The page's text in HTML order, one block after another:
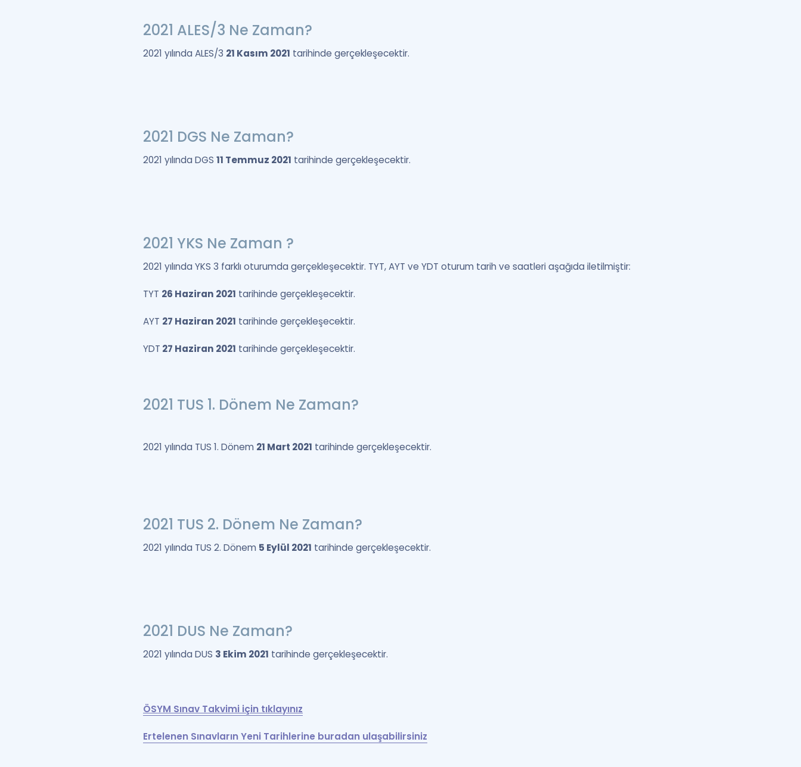
2021 ALES/3 Ne Zaman?
2021 yılında ALES/3 21 Kasım 2021 tarihinde gerçekleşecektir.
2021 DGS Ne Zaman?
2021 yılında DGS11 Temmuz 2021 tarihinde gerçekleşecektir.
2021 YKS Ne Zaman ?
2021 yılında YKS 3 farklı oturumda gerçekleşecektir. TYT, AYT ve YDT oturum tarih ve saatleri aşağıda iletilmiştir:
TYT 26 Haziran 2021 tarihinde gerçekleşecektir.
AYT 27 Haziran 2021 tarihinde gerçekleşecektir.
YDT 27 Haziran 2021 tarihinde gerçekleşecektir.
2021 TUS 1. Dönem Ne Zaman?
2021 yılında TUS 1. Dönem 21 Mart 2021 tarihinde gerçekleşecektir.
2021 TUS 2. Dönem Ne Zaman?
2021 yılında TUS 2. Dönem 5 Eylül 2021 tarihinde gerçekleşecektir.
2021 DUS Ne Zaman?
2021 yılında DUS 3 Ekim 2021 tarihinde gerçekleşecektir.
ÖSYM Sınav Takvimi için tıklayınız
Ertelenen Sınavların Yeni Tarihlerine buradan ulaşabilirsiniz